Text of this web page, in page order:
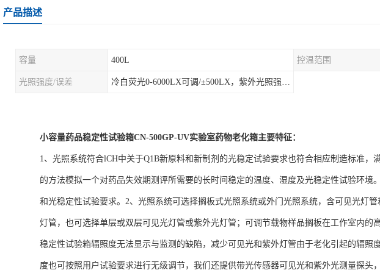
产品描述
容量 400L 控温范围
光照强度/误差 冷白荧光0-6000LX可调/±500LX，紫外光照强度可调
小容量药品稳定性试验箱CN-500GP-UV实验室药物老化箱主要特征：
1、光照系统符合lCH中关于Q1B新原料和新制剂的光稳定试验要求也符合相应制造标准，
的方法模拟一个对药品失效期测评所需要的长时间稳定的温度、湿度及光稳定性试验环境
和光稳定性试验要求。2、光照系统可选择搁板式光照系统或外门光照系统，含可见光灯
灯管，也可选择单层或双层可见光灯管或紫外光灯管；可调节载物样品搁板在工作室内的
稳定性试验箱辐照度无法显示与监测的缺陷，减少可见光和紫外灯管由于老化引起的辐照
度也可按照用户试验要求进行无级调节，我们还提供带光传感器可见光和紫外光测量探头